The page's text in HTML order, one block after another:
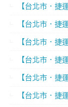
【台北市．捷
【台北市．捷
【台北市．捷
【台北市．捷
【台北市．捷
【台北市．捷